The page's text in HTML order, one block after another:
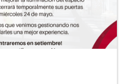
Japonés
Japonesa